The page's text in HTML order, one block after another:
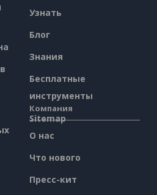
Узнать
Блог
Знания
Бесплатные
инструменты
Sitemap
Компания
О нас
Что нового
Пресс-кит